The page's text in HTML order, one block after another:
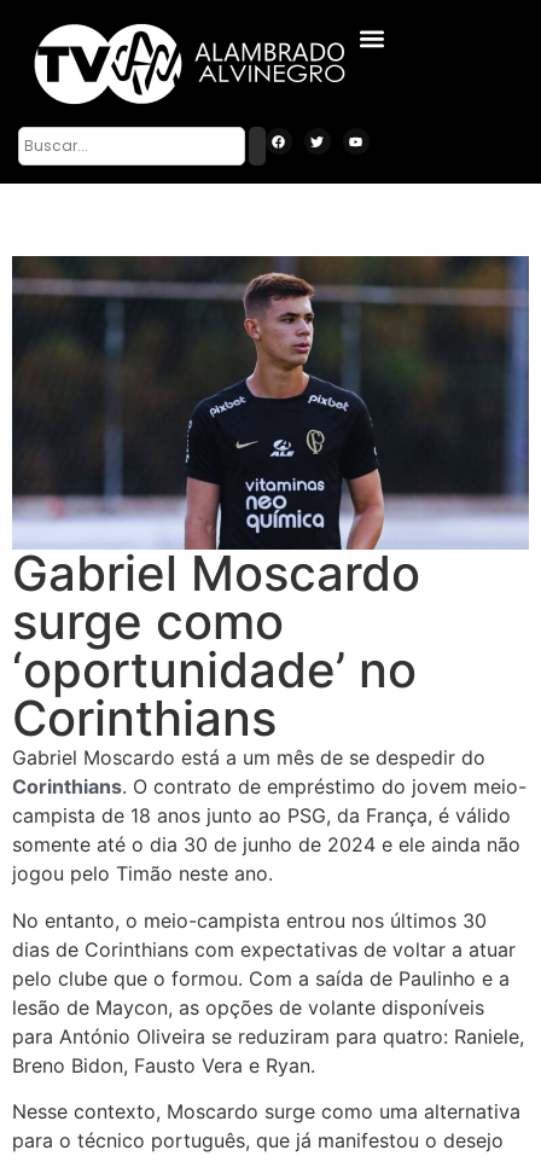
Gabriel Moscardo
surge como
‘oportunidade’ no
Corinthians
Gabriel Moscardo está a um mês de se despedir do
Corinthians. O contrato de empréstimo do jovem meio-
campista de 18 anos junto ao PSG, da França, é válido
somente até o dia 30 de junho de 2024 e ele ainda não
jogou pelo Timão neste ano.
No entanto, o meio-campista entrou nos últimos 30
dias de Corinthians com expectativas de voltar a atuar
pelo clube que o formou. Com a saída de Paulinho e a
lesão de Maycon, as opções de volante disponíveis
para António Oliveira se reduziram para quatro: Raniele,
Breno Bidon, Fausto Vera e Ryan.
Nesse contexto, Moscardo surge como uma alternativa
para o técnico português, que já manifestou o desejo